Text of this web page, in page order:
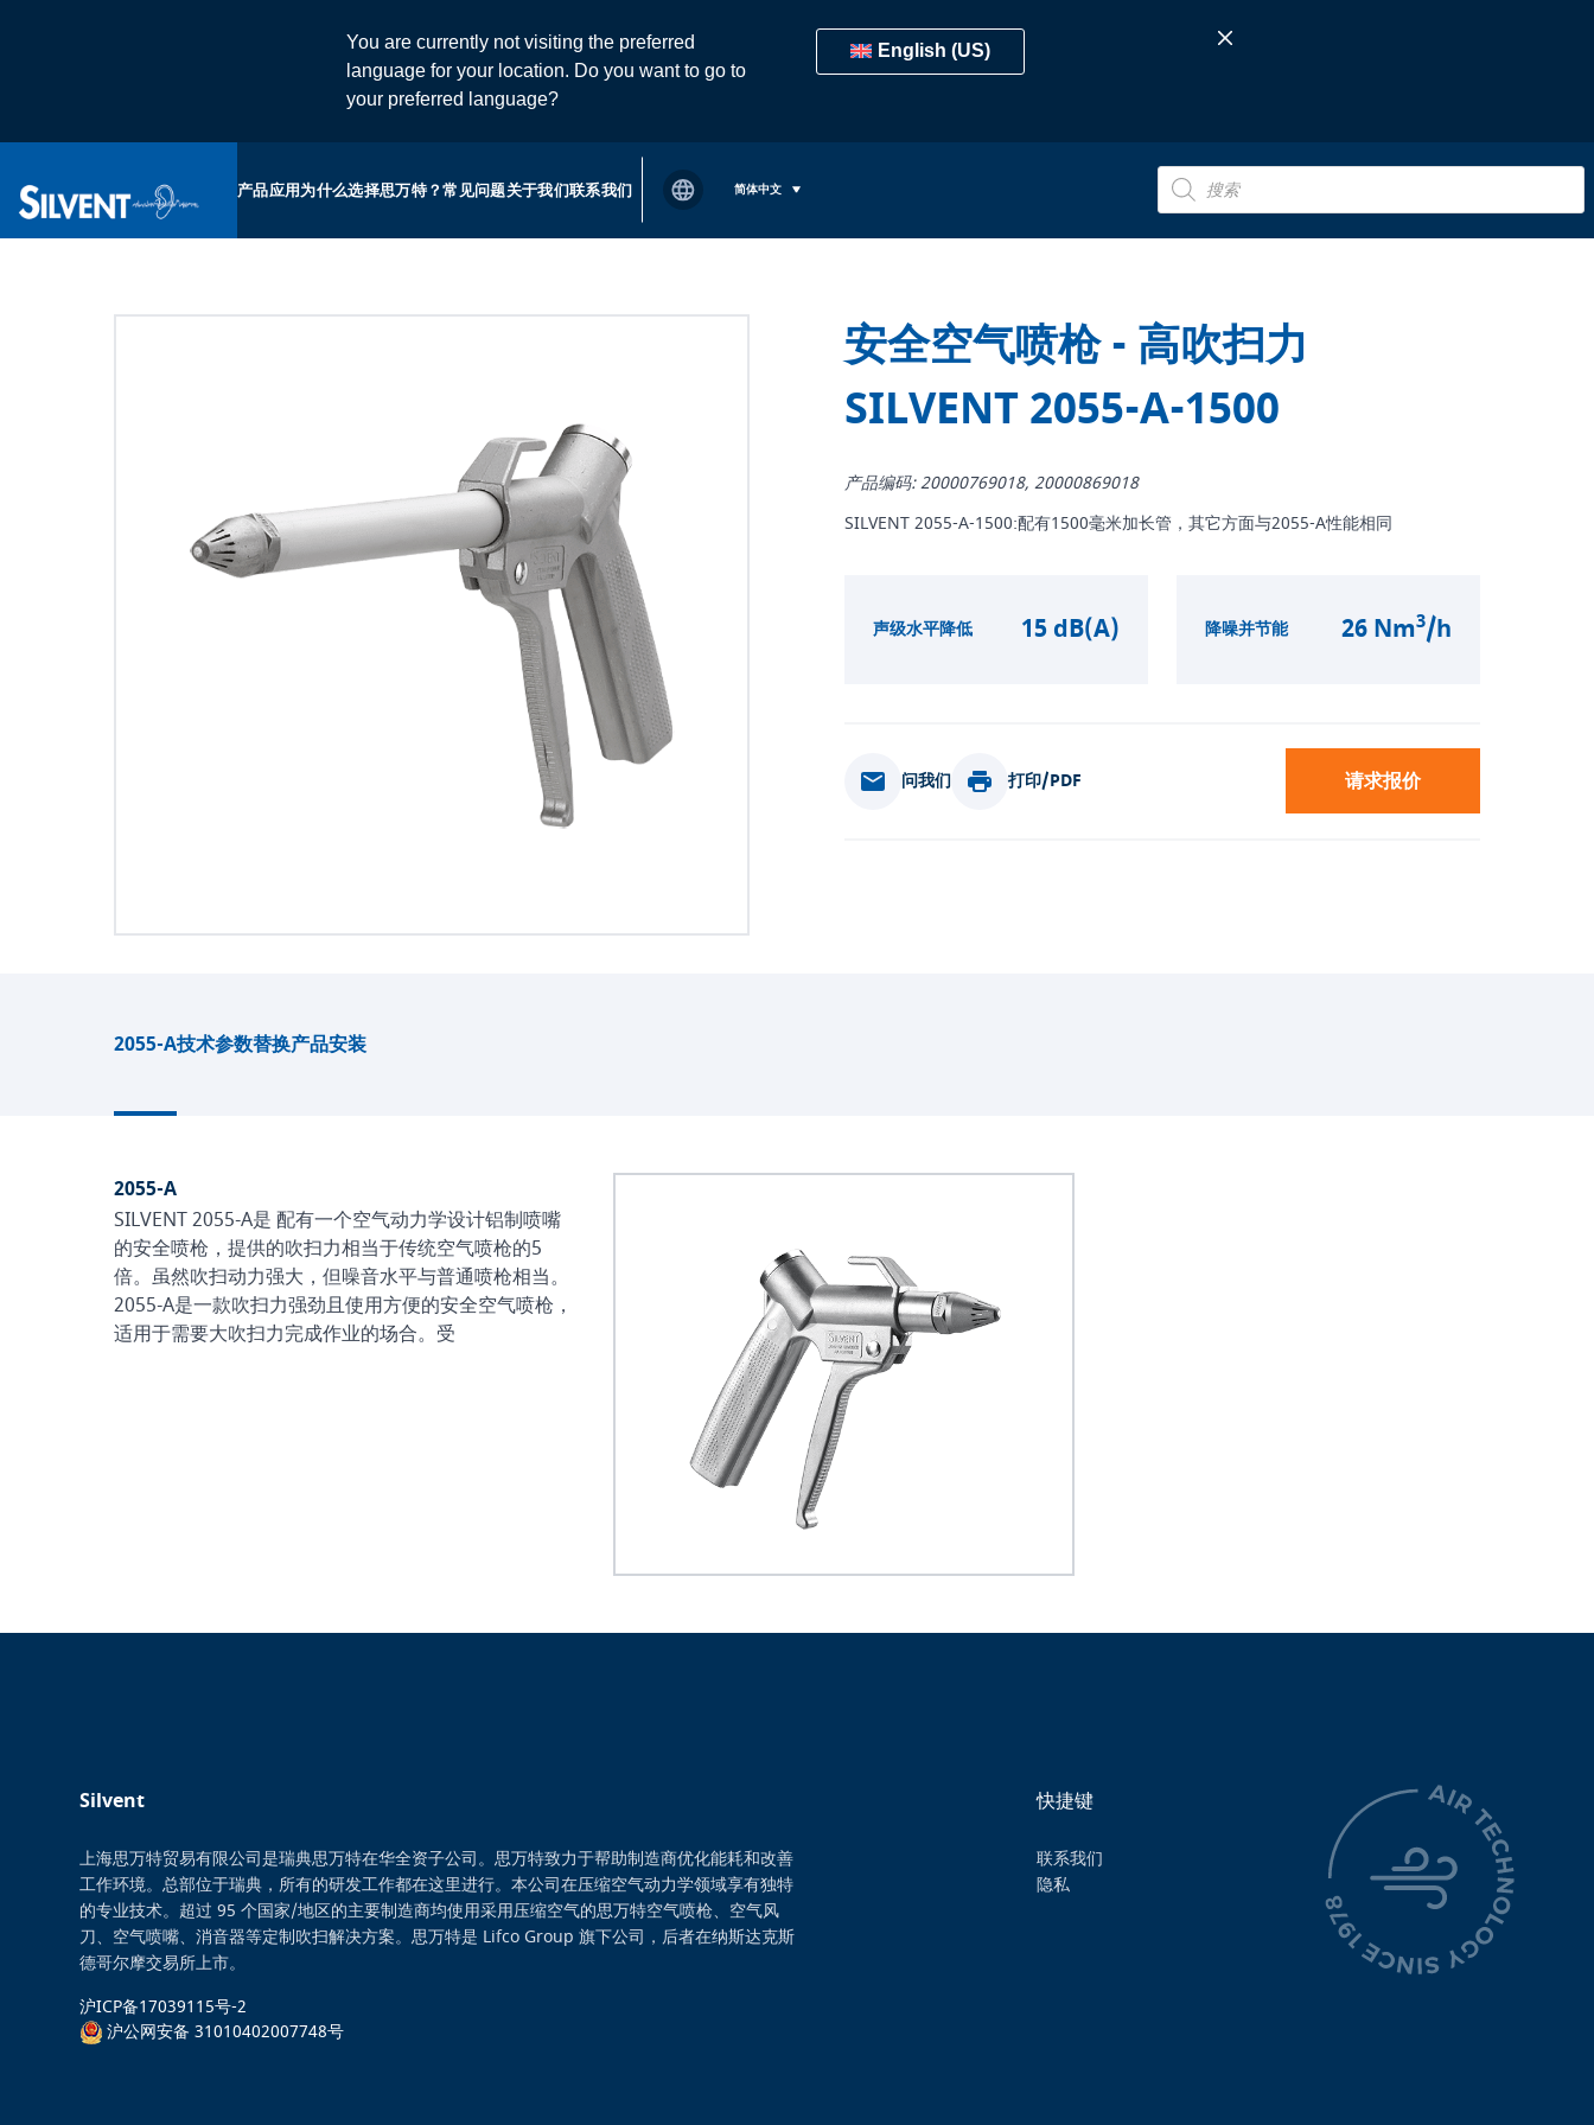
You are currently not visiting the preferred
language for your location. Do you want to go to
your preferred language?
English (US)
产品应用为什么选择思万特？常见问题关于我们联系我们 简体中文
Products
search
安全空气喷枪 - 高吹扫力
SILVENT 2055-A-1500
产品编码: 20000769018, 20000869018
SILVENT 2055-A-1500:配有1500毫米加长管，其它方面与2055-A性能相同
声级水平降低 15 dB(A) 降噪并节能 26 Nm3/h
问我们 打印/PDF 请求报价
2055-A技术参数替换产品安装
2055-A
SILVENT 2055-A是 配有一个空气动力学设计铝制喷嘴
的安全喷枪，提供的吹扫力相当于传统空气喷枪的5
倍。虽然吹扫动力强大，但噪音水平与普通喷枪相当。
2055-A是一款吹扫力强劲且使用方便的安全空气喷枪，
适用于需要大吹扫力完成作业的场合。受
Silvent
上海思万特贸易有限公司是瑞典思万特在华全资子公司。思万特致力于帮助制造商优化能耗和改善
工作环境。总部位于瑞典，所有的研发工作都在这里进行。本公司在压缩空气动力学领域享有独特
的专业技术。超过 95 个国家/地区的主要制造商均使用采用压缩空气的思万特空气喷枪、空气风
刀、空气喷嘴、消音器等定制吹扫解决方案。思万特是 Lifco Group 旗下公司，后者在纳斯达克斯
德哥尔摩交易所上市。
沪ICP备17039115号-2
沪公网安备 31010402007748号
快捷键
联系我们
隐私